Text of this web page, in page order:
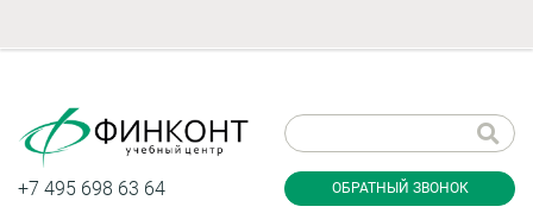
+7 495 698 63 64 ОБРАТНЫЙ ЗВОНОК
звонок